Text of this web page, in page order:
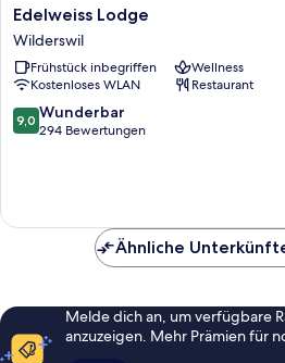
Edelweiss
Lodge
Wilderswil
Edelweiss Lodge
Wilderswil
Frühstück inbegriffen
Wellness
Kostenloses WLAN
Restaurant
9.0
von
9,0 Wunderbar
294 Bewertungen
Ähnliche
Melde dich an, um verfügbare
anzuzeigen. Mehr Prämien für